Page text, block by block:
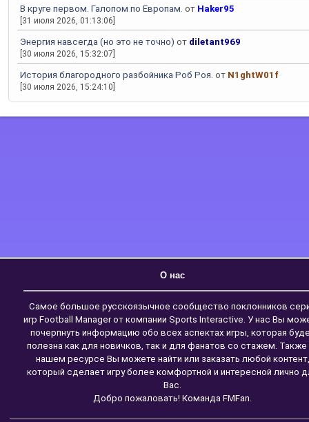
В круге первом. Галопом по Европам. от Haker95
[31 июля 2026, 01:13:06]
Энергия навсегда (но это не точно) от diletant969
[30 июля 2026, 15:32:07]
История благородного разбойника Роб Роя. от N1ghtW01f
[30 июля 2026, 15:24:10]
О нас
Самое большое русскоязычное сообщество поклонников
игр Football Manager от компании Sports Interactive. У нас Вы
почерпнуть информацию обо всех аспектах игры, которая
полезна как для новичков, так и для фанатов со стажем. Также
нашем ресурсе Вы можете найти или заказать любой контент,
который сделает игру более комфортной и интересной лично
Вас.
Добро пожаловать! Команда FMFan.